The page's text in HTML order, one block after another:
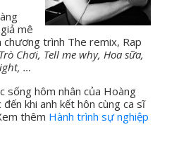
mê
trình The remix, Rap
Trò Chơi, Tell me why, Hoa sữa,
…
sống hôm nhân của Hoàng
khi anh kết hôn cùng ca sĩ
thêm Hành trình sự nghiệp